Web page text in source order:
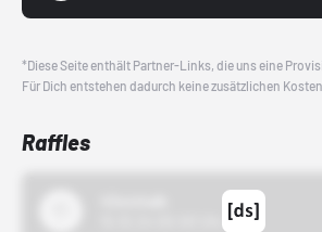
*Diese Seite enthält Partner-Links, die uns eine
Für Dich entstehen dadurch keine zusätzlichen
Raffles